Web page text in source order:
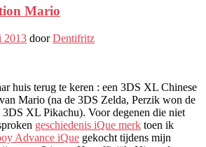
Mario
2013 doorDentifritz
huis terug te keren : een 3DS XL Chinese
Mario (na de 3DS Zelda, Perzik won de
XL Pikachu). Voor degenen die niet
geschiedenis iQue merk toen ik
Advance iQue gekocht tijdens mijn